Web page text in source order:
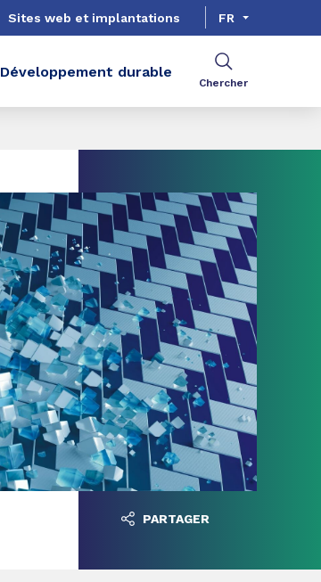
Sites web et implantations FR
Développement durable
Chercher
PARTAGER